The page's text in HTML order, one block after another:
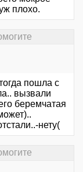
плохо.
пошла с
вызвали
беремчатая
нету(